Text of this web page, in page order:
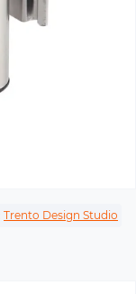
Trento Design Studio